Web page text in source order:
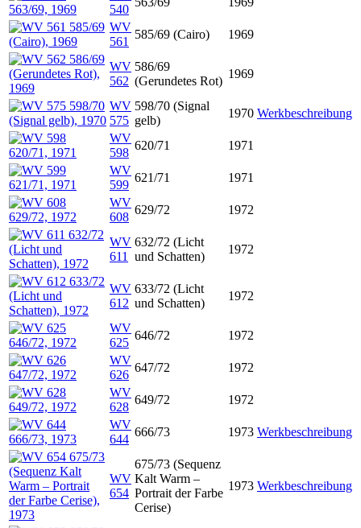
540
WV
561
585/69 (Cairo) 1969
WV
562
586/69
(Gerundetes Rot)
1969
WV
575
598/70 (Signal
gelb)
1970 Werkbeschreibung
WV
598
620/71
1971
WV
599
621/71
1971
WV
608
629/72 1972
WV
611
632/72 (Licht
und Schatten)
1972
WV
612
633/72 (Licht
und Schatten)
1972
WV
625
646/72
1972
WV
626
647/72
1972
WV
628
649/72
1972
WV
644
666/73 1973 Werkbeschreibung
WV
654
675/73 (Sequenz
Kalt Warm –
Portrait der Farbe
Cerise)
1973 Werkbeschreibung